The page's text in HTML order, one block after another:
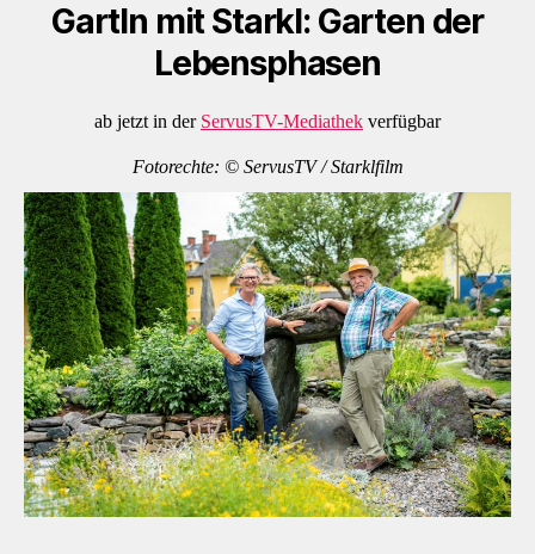
Gartln mit Starkl: Garten der
Lebensphasen
ab jetzt in der ServusTV-Mediathek verfügbar
Fotorechte: © ServusTV / Starklfilm